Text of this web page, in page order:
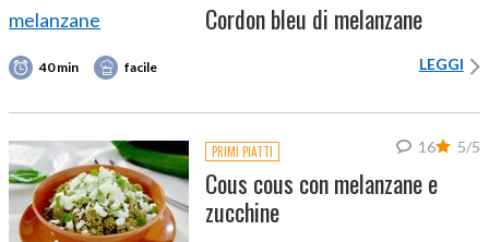
Cordon bleu di melanzane
40 min facile LEGGI
PRIMI PIATTI 5/5
16
Cous cous con melanzane e
zucchine